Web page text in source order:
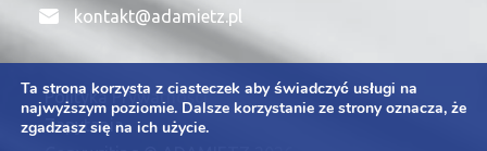
kontakt@adamietz.pl
Polityka Prywatności
Zapytania
Ta strona korzysta z ciasteczek aby świadczyć usługi na
najwyższym poziomie. Dalsze korzystanie ze strony oznacza, że
zgadzasz się na ich użycie.